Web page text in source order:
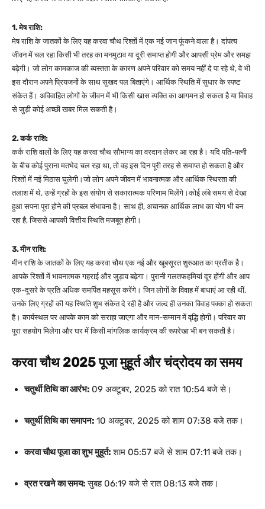
1. मेष राशि:
मेष राशि के जातकों के लिए यह करवा चौथ रिश्तों में एक नई जान फूंकने वाला है। दांपत्य
जीवन में चल रहा किसी भी तरह का मनमुटाव या दूरी समाप्त होगी और आपसी प्रेम और समझ
बढ़ेगी। जो लोग कामकाज की व्यस्तता के कारण अपने परिवार को समय नहीं दे पा रहे थे, वे भी
इस दौरान अपने प्रियजनों के साथ सुखद पल बिताएंगे। आर्थिक स्थिति में सुधार के स्पष्ट
संकेत हैं। अविवाहित लोगों के जीवन में भी किसी खास व्यक्ति का आगमन हो सकता है या विवाह
से जुड़ी कोई अच्छी खबर मिल सकती है।
2. कर्क राशि:
कर्क राशि वालों के लिए यह करवा चौथ सौभाग्य का वरदान लेकर आ रहा है। यदि पति-पत्नी
के बीच कोई पुराना मतभेद चल रहा था, तो वह इस दिन पूरी तरह से समाप्त हो सकता है और
रिश्तों में नई मिठास घुलेगी।जो लोग अपने जीवन में भावनात्मक और आर्थिक स्थिरता की
तलाश में थे, उन्हें ग्रहों के इस संयोग से सकारात्मक परिणाम मिलेंगे।कोई लंबे समय से देखा
हुआ सपना पूरा होने की प्रबल संभावना है। साथ ही, अचानक आर्थिक लाभ का योग भी बन
रहा है, जिससे आपकी वित्तीय स्थिति मजबूत होगी।
3. मीन राशि:
मीन राशि के जातकों के लिए यह करवा चौथ एक नई और खूबसूरत शुरुआत का प्रतीक है।
आपके रिश्तों में भावनात्मक गहराई और जुड़ाव बढ़ेगा।पुरानी गलतफहमियां दूर होंगी और आप
एक-दूसरे के प्रति अधिक समर्पित महसूस करेंगे। जिन लोगों के विवाह में बाधाएं आ रही थीं,
उनके लिए ग्रहों की यह स्थिति शुभ संकेत दे रही है और जल्द ही उनका विवाह पक्का हो सकता
है। कार्यस्थल पर आपके काम को सराहा जाएगा और मान-सम्मान में वृद्धि होगी। परिवार का
पूरा सहयोग मिलेगा और घर में किसी मांगलिक कार्यक्रम की रूपरेखा भी बन सकती है।
करवा चौथ 2025 पूजा मुहूर्त और चंद्रोदय का समय
चतुर्थी तिथि का आरंभ: 09 अक्टूबर, 2025 को रात 10:54 बजे से।
चतुर्थी तिथि का समापन: 10 अक्टूबर, 2025 को शाम 07:38 बजे तक।
करवा चौथ पूजा का शुभ मुहूर्त:शाम 05:57 बजे से शाम 07:11 बजे तक।
व्रत रखने का समय:सुबह 06:19 बजे से रात 08:13 बजे तक।